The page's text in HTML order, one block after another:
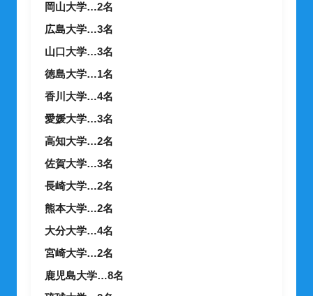
岡山大学…2名
広島大学…3名
山口大学…3名
徳島大学…1名
香川大学…4名
愛媛大学…3名
高知大学…2名
佐賀大学…3名
長崎大学…2名
熊本大学…2名
大分大学…4名
宮崎大学…2名
鹿児島大学…8名